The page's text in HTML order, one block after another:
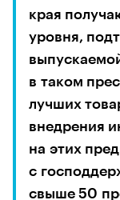
края
уровня,
в таком
лучших
внедрения
на этих
с
свыше 50